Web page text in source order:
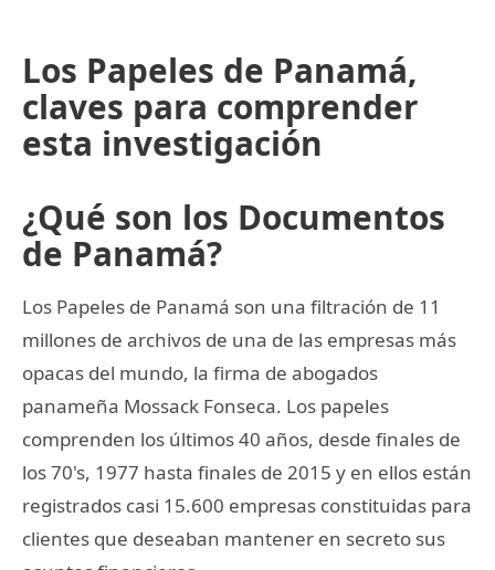
Los Papeles de Panamá,
claves para comprender
esta investigación
¿Qué son los Documentos
de Panamá?
Los Papeles de Panamá son una filtración de 11
millones de archivos de una de las empresas más
opacas del mundo, la firma de abogados
panameña Mossack Fonseca. Los papeles
comprenden los últimos 40 años, desde finales de
los 70's, 1977 hasta finales de 2015 y en ellos están
registrados casi 15.600 empresas constituidas para
clientes que deseaban mantener en secreto sus